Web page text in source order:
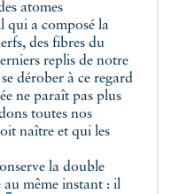
atomes
qui a composé la
des fibres du
replis de notre
dérober à ce regard
ne paraît pas plus
toutes nos
naître et qui les
la double
même instant : il